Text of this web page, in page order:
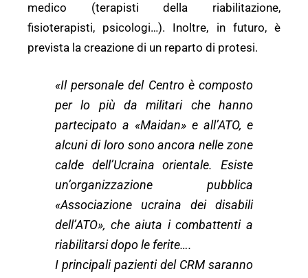
medico (terapisti della riabilitazione,
fisioterapisti, psicologi…). Inoltre, in futuro, è
prevista la creazione di un reparto di protesi.
«Il personale del Centro è composto
per lo più da militari che hanno
partecipato a «Maidan» e all’ATO, e
alcuni di loro sono ancora nelle zone
calde dell’Ucraina orientale. Esiste
un’organizzazione pubblica
«Associazione ucraina dei disabili
dell’ATO», che aiuta i combattenti a
riabilitarsi dopo le ferite….
I principali pazienti del CRM saranno